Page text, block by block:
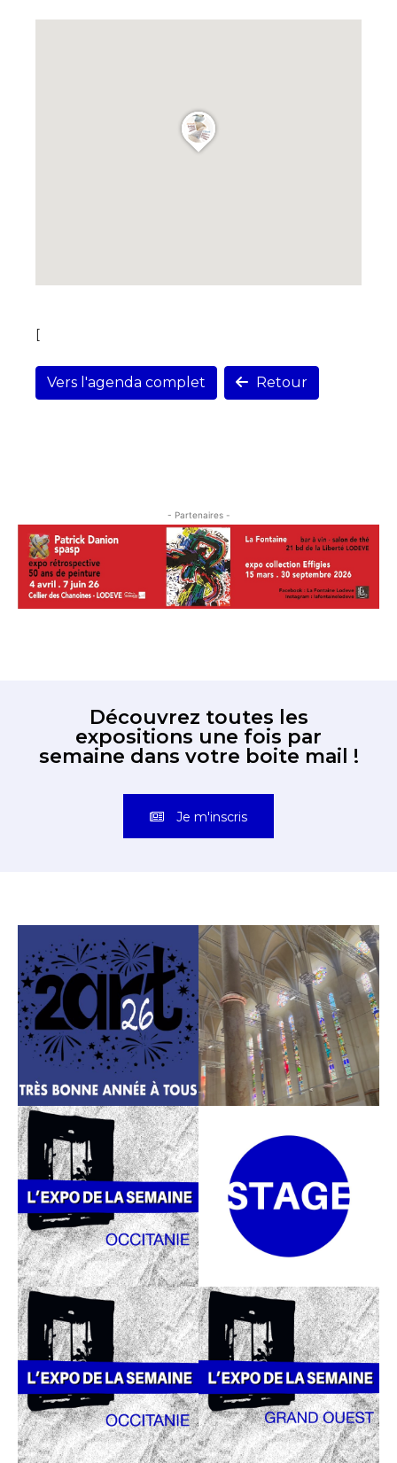
[
Vers l'agenda complet Retour
- Partenaires -
Découvrez toutes les
expositions une fois par
semaine dans votre boite mail !
Je m'inscris